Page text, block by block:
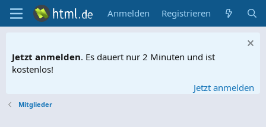
Anmelden Registrieren
Jetzt anmelden. Es dauert nur 2 Minuten und ist
kostenlos!
Jetzt anmelden
Mitglieder